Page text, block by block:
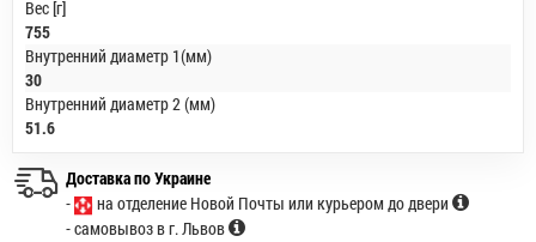
Вес [г]
755
Внутренний диаметр 1(мм)
30
Внутренний диаметр 2 (мм)
51.6
Доставка по Украине
-
на отделение Новой Почты или курьером до двери
- самовывоз в г. Львов